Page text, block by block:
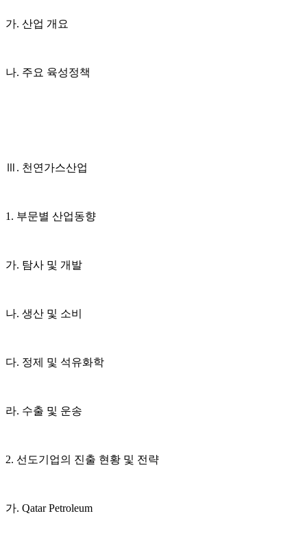
가. 산업 개요
나. 주요 육성정책
Ⅲ. 천연가스산업
1. 부문별 산업동향
가. 탐사 및 개발
나. 생산 및 소비
다. 정제 및 석유화학
라. 수출 및 운송
2. 선도기업의 진출 현황 및 전략
가. Qatar Petroleum